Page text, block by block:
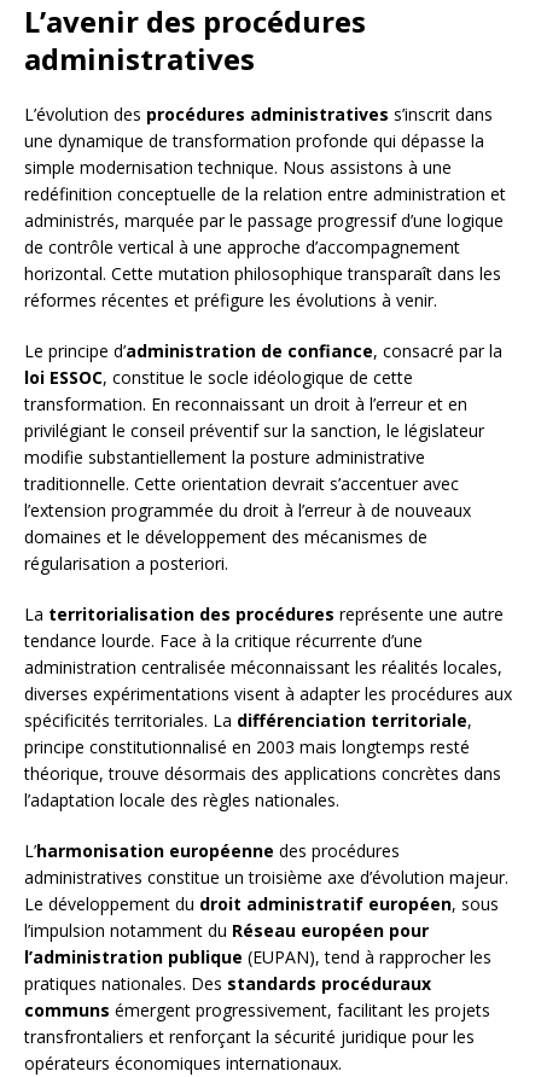
L’avenir des procédures
administratives
L’évolution des procédures administratives s’inscrit dans
une dynamique de transformation profonde qui dépasse la
simple modernisation technique. Nous assistons à une
redéfinition conceptuelle de la relation entre administration et
administrés, marquée par le passage progressif d’une logique
de contrôle vertical à une approche d’accompagnement
horizontal. Cette mutation philosophique transparaît dans les
réformes récentes et préfigure les évolutions à venir.
Le principe d’administration de confiance, consacré par la
loi ESSOC, constitue le socle idéologique de cette
transformation. En reconnaissant un droit à l’erreur et en
privilégiant le conseil préventif sur la sanction, le législateur
modifie substantiellement la posture administrative
traditionnelle. Cette orientation devrait s’accentuer avec
l’extension programmée du droit à l’erreur à de nouveaux
domaines et le développement des mécanismes de
régularisation a posteriori.
La territorialisation des procédures représente une autre
tendance lourde. Face à la critique récurrente d’une
administration centralisée méconnaissant les réalités locales,
diverses expérimentations visent à adapter les procédures aux
spécificités territoriales. La différenciation territoriale,
principe constitutionnalisé en 2003 mais longtemps resté
théorique, trouve désormais des applications concrètes dans
l’adaptation locale des règles nationales.
L’harmonisation européenne des procédures
administratives constitue un troisième axe d’évolution majeur.
Le développement du droit administratif européen, sous
l’impulsion notamment du Réseau européen pour
l’administration publique (EUPAN), tend à rapprocher les
pratiques nationales. Des standards procéduraux
communs émergent progressivement, facilitant les projets
transfrontaliers et renforçant la sécurité juridique pour les
opérateurs économiques internationaux.